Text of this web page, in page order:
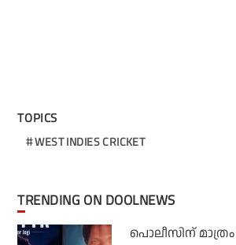
TOPICS
WEST INDIES CRICKET
TRENDING ON DOOLNEWS
പൊലീസിന് മാത്രം